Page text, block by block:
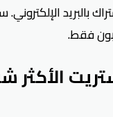
بالبريد الإلكتروني.
فقط.